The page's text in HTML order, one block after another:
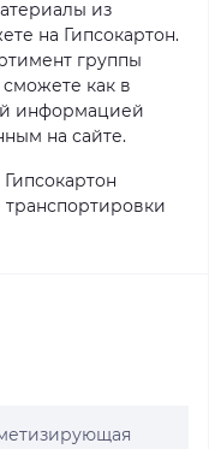
из
на Гипсокартон.
группы
как в
информацией
на сайте.
транспортировки